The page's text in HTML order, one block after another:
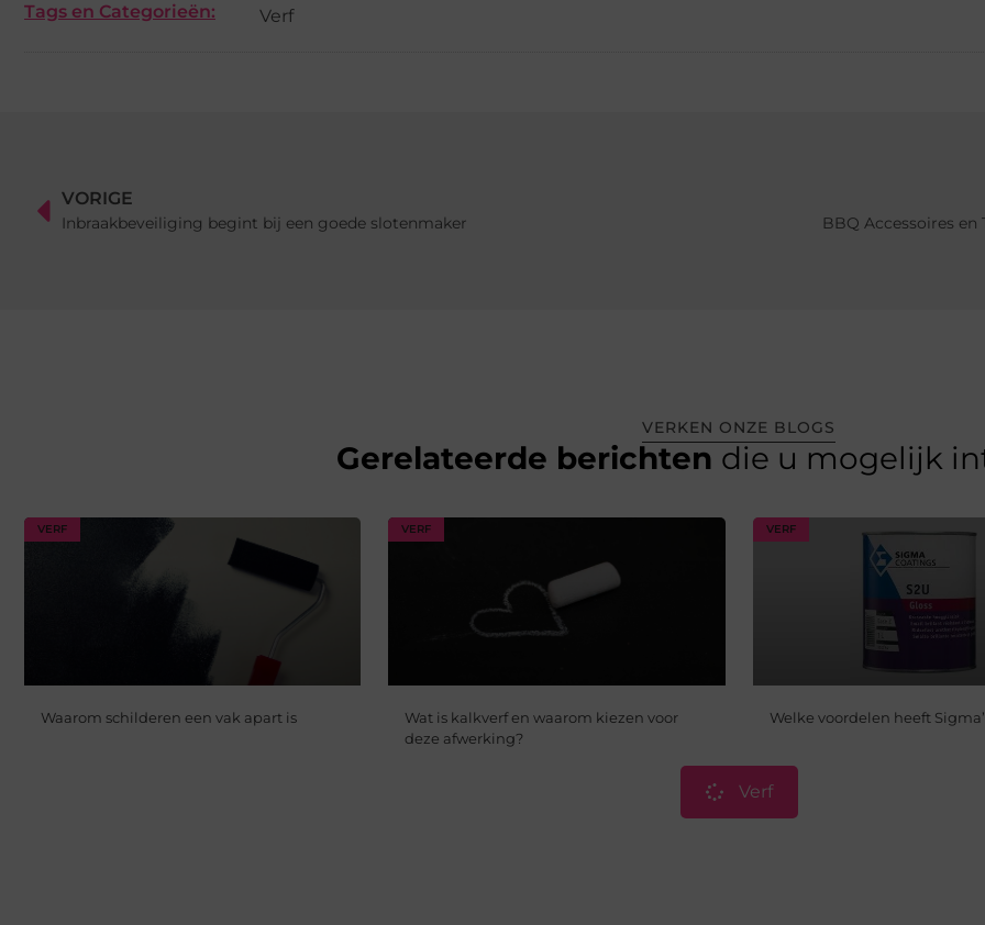
Tags en Categorieën: Verf
VORIGE
Inbraakbeveiliging begint bij een goede slotenmaker BBQ Accessoires
VERKEN ONZE BLOGS
Gerelateerde berichten die u mogelijk
VERF
Waarom schilderen een vak apart is
VERF
Wat is kalkverf en waarom kiezen voor
deze afwerking?
VERF
Welke voordelen heeft
Verf